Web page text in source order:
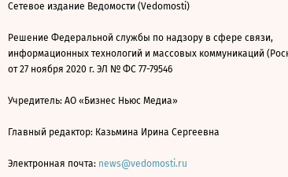
Сетевое издание Ведомости (Vedomosti)
Решение Федеральной службы по надзору в сфере связи,
информационных технологий и массовых коммуникаций
от 27 ноября 2020 г. ЭЛ № ФС 77-79546
Учредитель: АО «Бизнес Ньюс Медиа»
Главный редактор: Казьмина Ирина Сергеевна
Электронная почта: news@vedomosti.ru